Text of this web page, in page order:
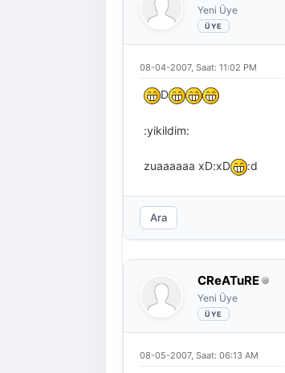
Yeni Üye
08-04-2007, Saat: 11:02 PM
D
:yikildim:
zuaaaaaa xD:xD :d
Ara
CReATuRE
Yeni Üye
08-05-2007, Saat: 06:13 AM